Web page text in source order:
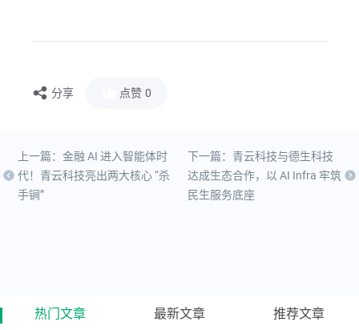
分享 点赞 0
上一篇：金融 AI 进入智能体时
代！青云科技亮出两大核心 “杀
手锏”
下一篇：青云科技与德生科技
达成生态合作，以 AI Infra 牢筑
民生服务底座
热门文章 最新文章 推荐文章